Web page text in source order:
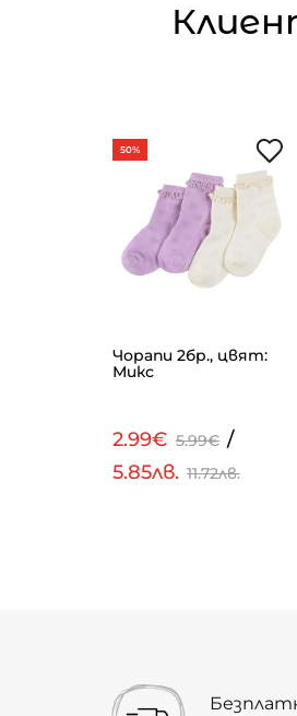
50%
Чорапи 2бр., цвят:
Микс
2.99€ 5.99€ /
5.85лв. 11.72лв.